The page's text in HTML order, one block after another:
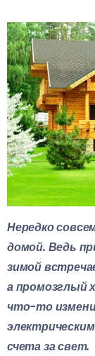
Нередко
домой. Ведь
зимой
а промозглый
что-то
счета за свет.